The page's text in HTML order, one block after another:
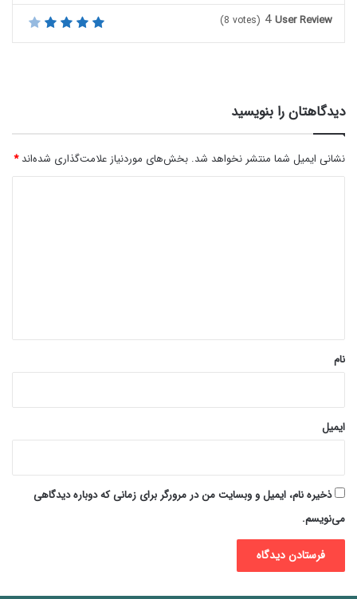
User Review
4
(8 votes)
دیدگاهتان را بنویسید
نشانی ایمیل شما منتشر نخواهد شد. بخش‌های موردنیاز علامت‌گذاری شده‌اند*
نام
ایمیل
ذخیره نام، ایمیل و وبسایت من در مرورگر برای زمانی که دوباره دیدگاهی
می‌نویسم.